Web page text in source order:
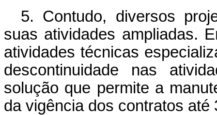
5. Contudo, diversos
suas atividades ampliadas.
atividades técnicas
descontinuidade nas
solução que permite a
da vigência dos contratos até